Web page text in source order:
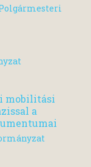
mobilitási
a